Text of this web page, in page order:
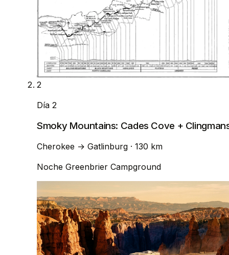
2
Día 2
Smoky Mountains: Cades Cove +
Cherokee → Gatlinburg · 130 km
Noche Greenbrier Campground